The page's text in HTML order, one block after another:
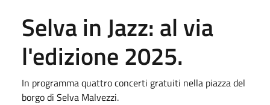
Selva in Jazz: al via
l'edizione 2025.
In programma quattro concerti gratuiti nella piazza del
borgo di Selva Malvezzi.